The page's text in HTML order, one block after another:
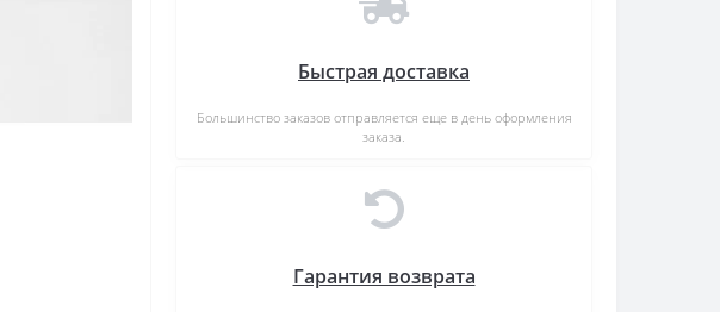
Быстрая доставка
Большинство заказов отправляется еще в день оформления
заказа.
Гарантия возврата